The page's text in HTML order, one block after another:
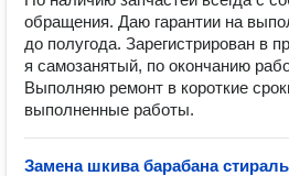
обращения. Даю гарантии на
до полугода. Зарегистрирован в
я самозанятый, по окончанию
Выполняю ремонт в короткие
выполненные работы.
Замена шкива барабана